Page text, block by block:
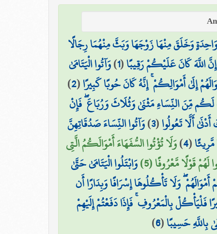
وَخَلَقَ مِنْهَا زَوْجَهَا وَبَثَّ مِنْهُمَا رِجَالًا
إِنَّ اللَّهَ كَانَ عَلَيْكُمْ رَقِيبًا(
1
)وَآتُوا الْيَتَامَىٰ
إِلَىٰ أَمْوَالِكُمْ ۚ إِنَّهُ كَانَ حُوبًا كَبِيرًا(
2
)
مِّنَ النِّسَاءِ مَثْنَىٰ وَثُلَاثَ وَرُبَاعَ ۖ فَإِنْ
أَلَّا تَعُولُوا(
3
)وَآتُوا النِّسَاءَ صَدُقَاتِهِنَّ
(
4
)وَلَا تُؤْتُوا السُّفَهَاءَ أَمْوَالَكُمُ الَّتِي
قَوْلًا مَّعْرُوفًا (5) وَابْتَلُوا الْيَتَامَىٰ حَتَّىٰ
أَمْوَالَهُمْ ۖ وَلَا تَأْكُلُوهَا إِسْرَافًا وَبِدَارًا أَن
بِالْمَعْرُوفِ ۚ فَإِذَا دَفَعْتُمْ إِلَيْهِمْ
بِاللَّهِ حَسِيبًا(
6
)